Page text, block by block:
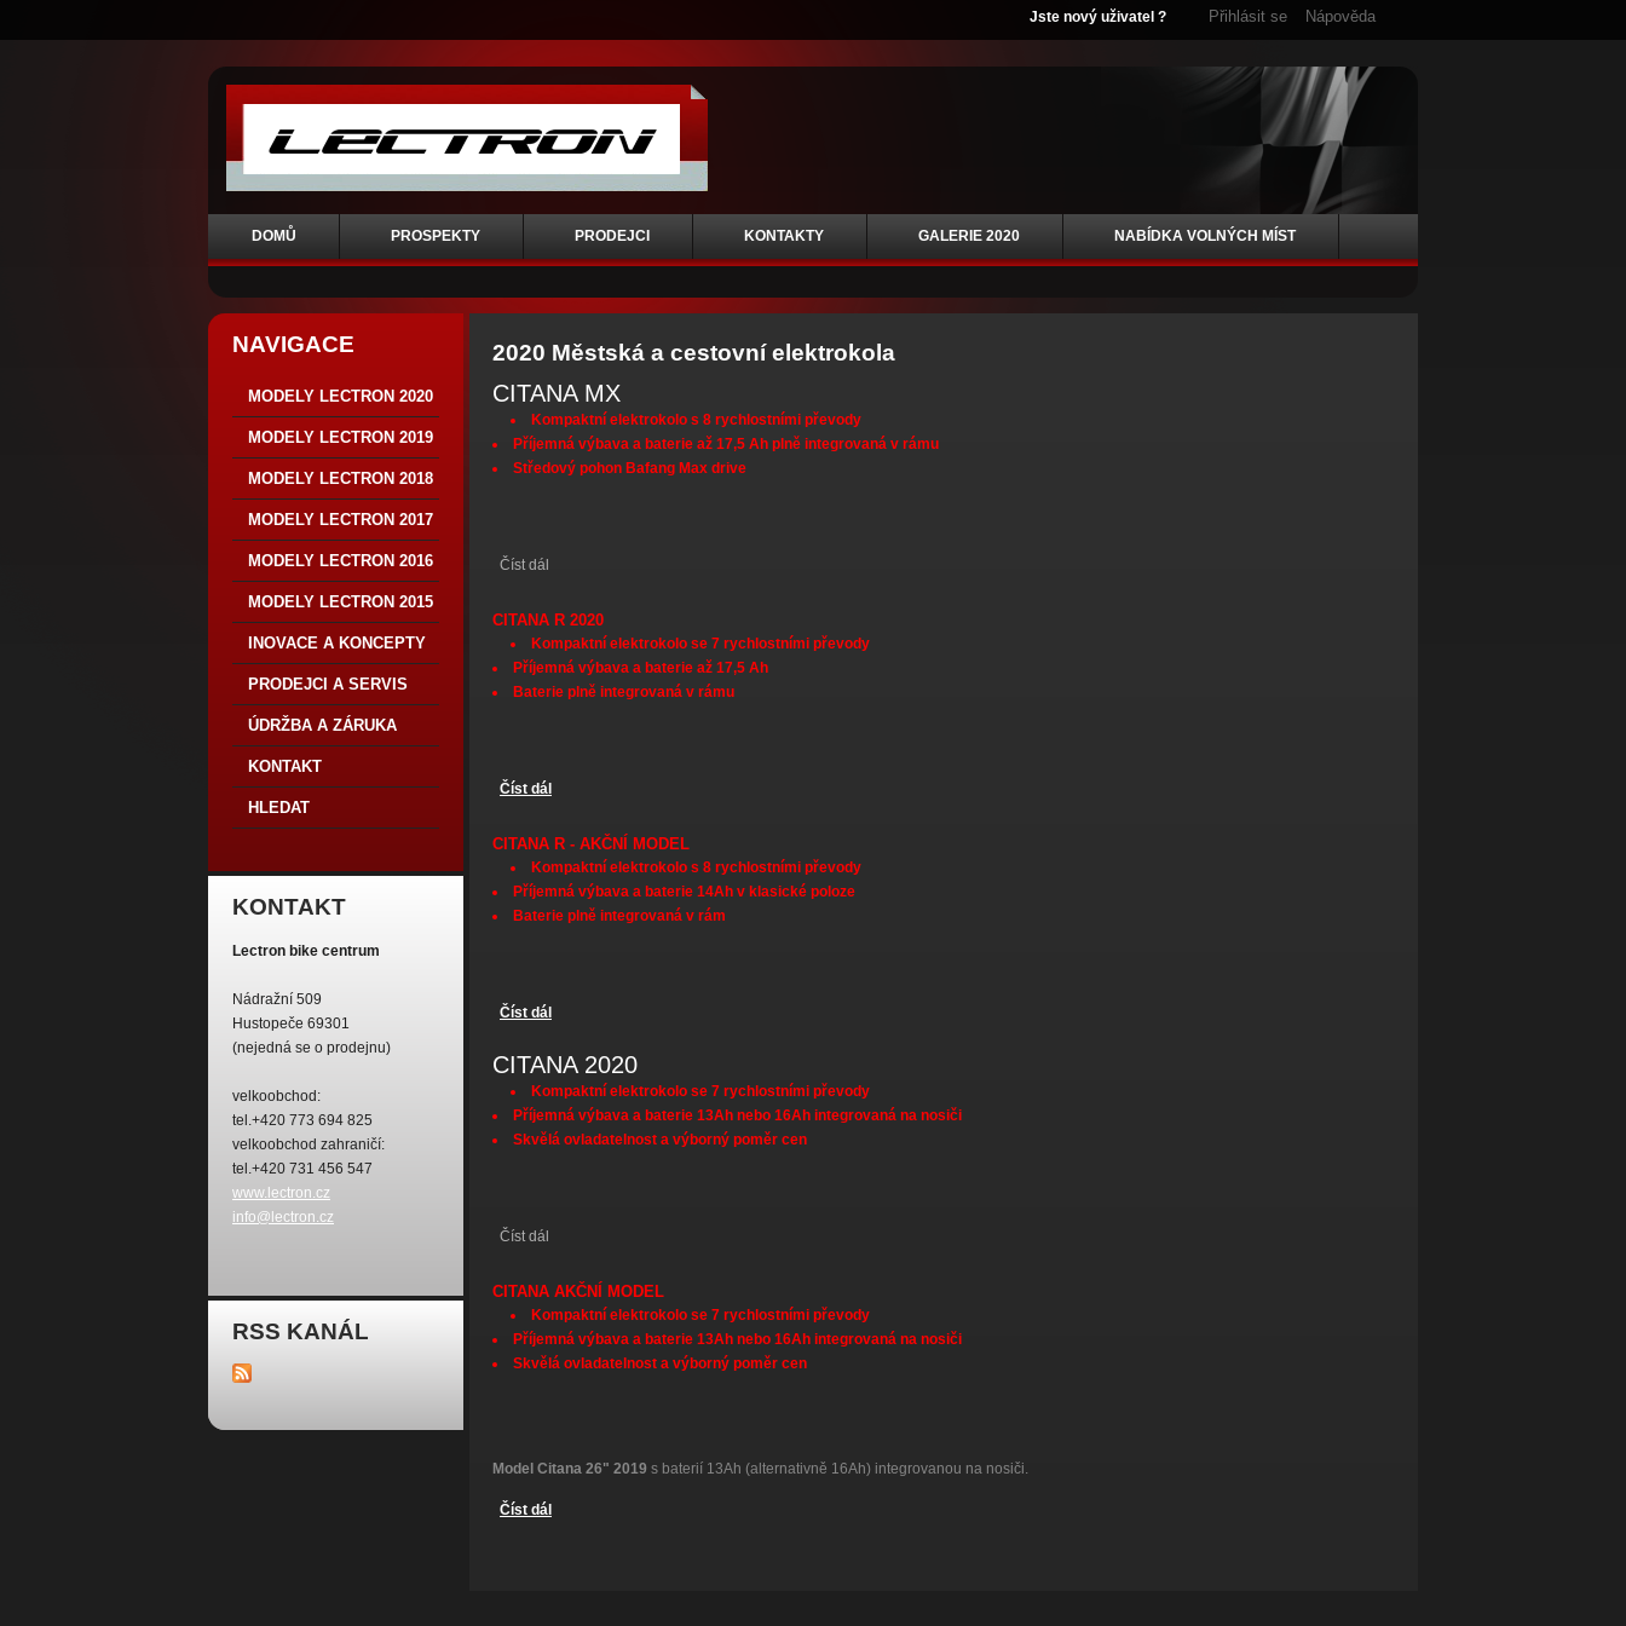
Jste nový uživatel ? Přihlásit se Nápověda
DOMŮ PROSPEKTY PRODEJCI KONTAKTY GALERIE 2020 NABÍDKA VOLNÝCH MÍST
NAVIGACE
MODELY LECTRON 2020
MODELY LECTRON 2019
MODELY LECTRON 2018
MODELY LECTRON 2017
MODELY LECTRON 2016
MODELY LECTRON 2015
INOVACE A KONCEPTY
PRODEJCI A SERVIS
ÚDRŽBA A ZÁRUKA
KONTAKT
HLEDAT
KONTAKT
Lectron bike centrum
Nádražní 509
Hustopeče 69301
(nejedná se o prodejnu)
velkoobchod:
tel.+420 773 694 825
velkoobchod zahraničí:
tel.+420 731 456 547
www.lectron.cz
info@lectron.cz
RSS KANÁL
2020 Městská a cestovní elektrokola
CITANA MX
Kompaktní elektrokolo s 8 rychlostními převody
Příjemná výbava a baterie až 17,5 Ah plně integrovaná v rámu
Středový pohon Bafang Max drive
Číst dál
CITANA R 2020
Kompaktní elektrokolo se 7 rychlostními převody
Příjemná výbava a baterie až 17,5 Ah
Baterie plně integrovaná v rámu
Číst dál
CITANA R - AKČNÍ MODEL
Kompaktní elektrokolo s 8 rychlostními převody
Příjemná výbava a baterie 14Ah v klasické poloze
Baterie plně integrovaná v rám
Číst dál
CITANA 2020
Kompaktní elektrokolo se 7 rychlostními převody
Příjemná výbava a baterie 13Ah nebo 16Ah integrovaná na nosiči
Skvělá ovladatelnost a výborný poměr cen
Číst dál
CITANA AKČNÍ MODEL
Kompaktní elektrokolo se 7 rychlostními převody
Příjemná výbava a baterie 13Ah nebo 16Ah integrovaná na nosiči
Skvělá ovladatelnost a výborný poměr cen
Model Citana 26" 2019 s baterií 13Ah (alternativně 16Ah) integrovanou na nosiči.
Číst dál